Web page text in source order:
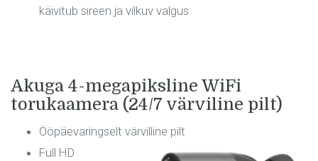
käivitub sireen ja vilkuv valgus
Akuga 4-megapiksline WiFi
torukaamera (24/7 värviline pilt)
Ööpäevaringselt värvilline pilt
Full HD